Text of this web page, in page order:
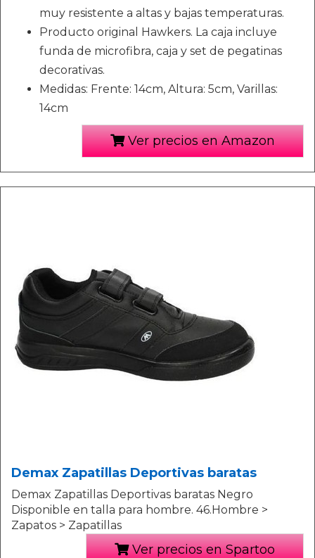
muy resistente a altas y bajas temperaturas.
Producto original Hawkers. La caja incluye
funda de microfibra, caja y set de pegatinas
decorativas.
Medidas: Frente: 14cm, Altura: 5cm, Varillas:
14cm
Ver precios en Amazon
Demax Zapatillas Deportivas baratas
Demax Zapatillas Deportivas baratas Negro
Disponible en talla para hombre. 46.Hombre >
Zapatos > Zapatillas
Ver precios en Spartoo